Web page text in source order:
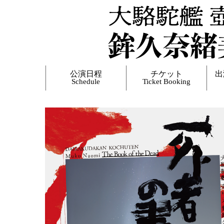
公演日程
Schedule
チケット
Ticket Booking